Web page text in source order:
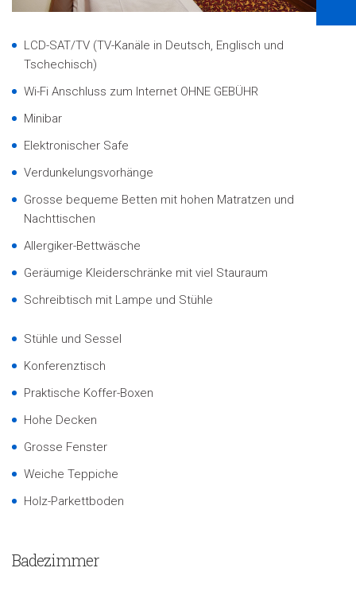
LCD-SAT/TV (TV-Kanäle in Deutsch, Englisch und
Tschechisch)
Wi-Fi Anschluss zum Internet OHNE GEBÜHR
Minibar
Elektronischer Safe
Verdunkelungsvorhänge
Grosse bequeme Betten mit hohen Matratzen und
Nachttischen
Allergiker-Bettwäsche
Geräumige Kleiderschränke mit viel Stauraum
Schreibtisch mit Lampe und Stühle
Stühle und Sessel
Konferenztisch
Praktische Koffer-Boxen
Hohe Decken
Grosse Fenster
Weiche Teppiche
Holz-Parkettboden
Badezimmer